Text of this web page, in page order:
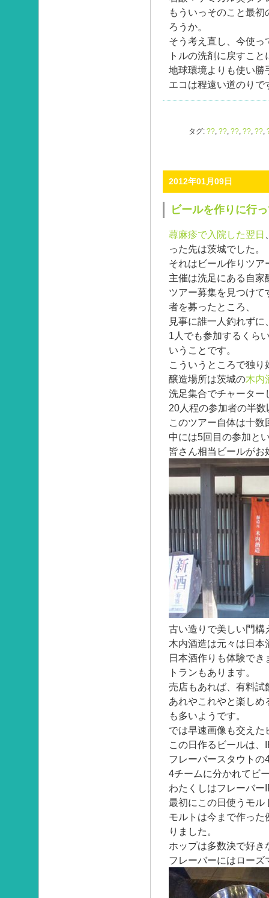
もういっそのこと最
ろうか。
そう考え直し、今使
トルの洗剤に戻すこと
地球環境よりも使い勝
エコは程遠い道のりで
タグ: ??, ??, ??, ??, ??,
2012年01月09日
ビールを作りに行
蕁麻疹で入院した翌日
った先は茨城でした。
それはビール作りツ
主催は洗足にある自家
ツアー募集を見つけ
者を募ったところ、
見事に誰一人釣れず
1人でも参加するくら
いうことです。
こういうところで独
醸造場所は茨城の木内
洗足集合でチャーター
20人程の参加者の半
このツアー自体は十
中には5回目の参加と
皆さん相当ビールがお
古い造りで美しい門構
木内酒造は元々は日
日本酒作りも体験で
トランもあります。
売店もあれば、有料試
あれやこれやと楽し
も多いようです。
では早速画像も交え
この日作るビールは
フレーバースタウトの
4チームに分かれてビ
わたくしはフレーバー
最初にこの日使うモル
モルトは今まで作っ
りました。
ホップは多数決で好
フレーバーにはロー